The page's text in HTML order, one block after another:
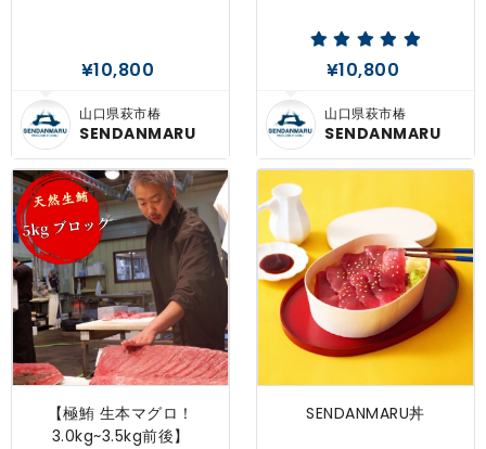
¥10,800
山口県萩市椿
SENDANMARU
¥10,800
山口県萩市椿
SENDANMARU
【極鮪 生本マグロ！
3.0kg~3.5kg前後】
SENDANMARU丼